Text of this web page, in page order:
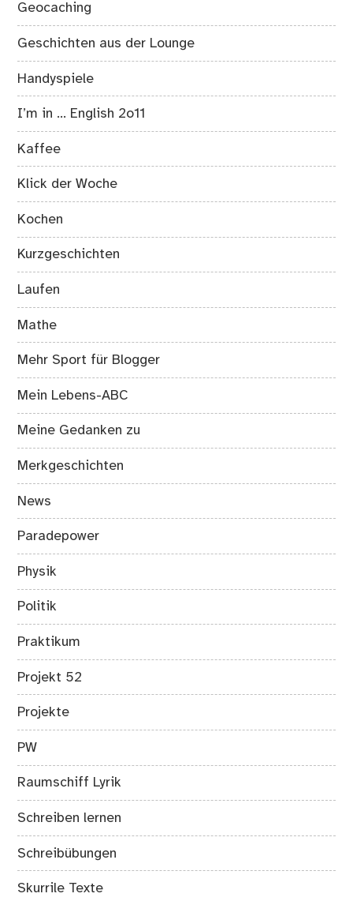
Geocaching
Geschichten aus der Lounge
Handyspiele
I’m in … English 2o11
Kaffee
Klick der Woche
Kochen
Kurzgeschichten
Laufen
Mathe
Mehr Sport für Blogger
Mein Lebens-ABC
Meine Gedanken zu
Merkgeschichten
News
Paradepower
Physik
Politik
Praktikum
Projekt 52
Projekte
PW
Raumschiff Lyrik
Schreiben lernen
Schreibübungen
Skurrile Texte